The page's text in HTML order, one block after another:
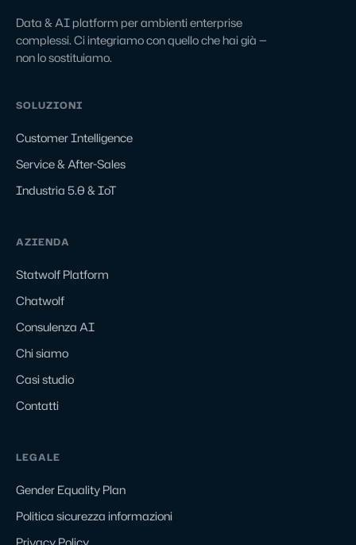
Data & AI platform per ambienti enterprise
complessi. Ci integriamo con quello che hai già —
non lo sostituiamo.
SOLUZIONI
Customer Intelligence
Service & After-Sales
Industria 5.0 & IoT
AZIENDA
Statwolf Platform
Chatwolf
Consulenza AI
Chi siamo
Casi studio
Contatti
LEGALE
Gender Equality Plan
Politica sicurezza informazioni